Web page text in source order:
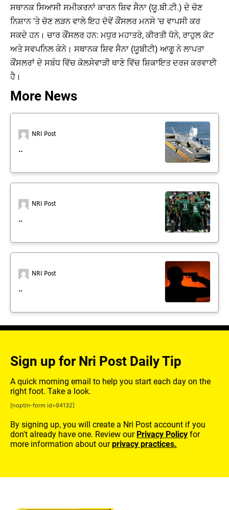
ਸਥਾਨਕ ਸਿਆਸੀ ਸਮੀਕਰਨਾਂ ਕਾਰਨ ਸ਼ਿਵ ਸੈਨਾ (ਯੂ.ਬੀ.ਟੀ.) ਦੇ ਚੋਣ
ਨਿਸ਼ਾਨ 'ਤੇ ਚੋਣ ਲੜਨ ਵਾਲੇ ਇਹ ਦੋਵੇਂ ਕੌਂਸਲਰ ਮਨਸੇ 'ਚ ਵਾਪਸੀ ਕਰ
ਸਕਦੇ ਹਨ। ਚਾਰ ਕੌਂਸਲਰ ਹਨ: ਮਧੁਰ ਮਹਾਤਰੇ, ਕੀਰਤੀ ਧੋਨੇ, ਰਾਹੁਲ ਕੋਟ
ਅਤੇ ਸਵਪਨਿਲ ਕੇਨੇ। ਸਥਾਨਕ ਸ਼ਿਵ ਸੈਨਾ (ਯੂਬੀਟੀ) ਆਗੂ ਨੇ ਲਾਪਤਾ
ਕੌਂਸਲਰਾਂ ਦੇ ਸਬੰਧ ਵਿੱਚ ਕੋਲਸੇਵਾੜੀ ਥਾਣੇ ਵਿੱਚ ਸ਼ਿਕਾਇਤ ਦਰਜ ਕਰਵਾਈ
ਹੈ।
More News
NRI Post
..
NRI Post
..
NRI Post
..
Sign up for Nri Post Daily Tip
A quick morning email to help you start each day on the
right foot. Take a look.
[noptin-form id=94132]
By signing up, you will create a Nri Post account if you
don't already have one. Review our Privacy Policy for
more information about ourprivacy practices.